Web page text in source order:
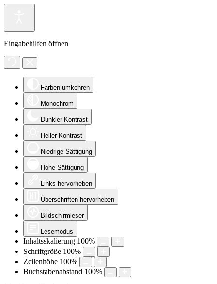
Eingabehilfen öffnen
Farben umkehren
Monochrom
Dunkler Kontrast
Heller Kontrast
Niedrige Sättigung
Hohe Sättigung
Links hervorheben
Überschriften hervorheben
Bildschirmleser
Lesemodus
Inhaltsskalierung 100%
Schriftgröße 100%
Zeilenhöhe 100%
Buchstabenabstand 100%